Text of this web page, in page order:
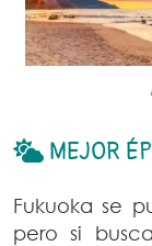
MEJOR
Fukuoka se
pero si